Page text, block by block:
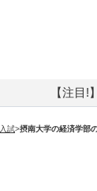
【注目
試>摂南大学の経済学部